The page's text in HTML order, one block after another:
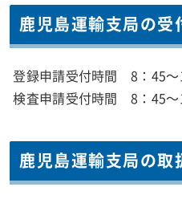
鹿児島運輸支局の受
登録申請受付時間 8：45
検査申請受付時間 8：45
鹿児島運輸支局の取